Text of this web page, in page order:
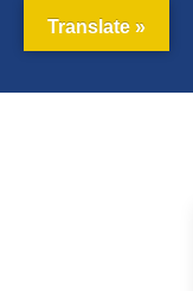
Translate »